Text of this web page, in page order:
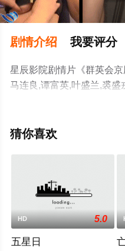
剧情介绍 我要评分
星辰影院剧情片《群英会
马连良,谭富英,叶盛兰,裘
陆电影，手机免费观看高
等平台了解。
猜你喜欢
HD 5.0
五星日